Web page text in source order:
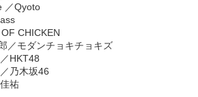
／Qyoto
CHICKEN
／モダンチョキチョキズ
HKT48
乃木坂46
祐